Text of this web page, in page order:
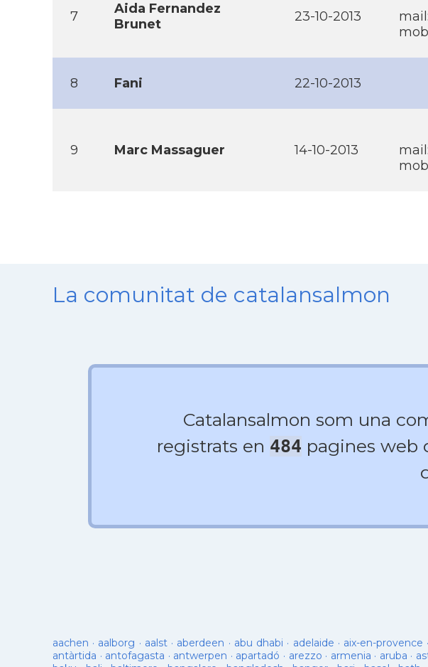
7
Aida Fernandez
Brunet
23-10-2013
8 Fani 22-10-2013
9 Marc Massaguer 14-10-2013
La comunitat de catalansalmon
Catalansalmon som una
registrats en 484 pagines web
aachen · aalborg · aalst· aberdeen · abu dhabi · adelaide · aix-en-provence ·
antàrtida · antofagasta · antwerpen · apartadó · arezzo · armenia · aruba ·